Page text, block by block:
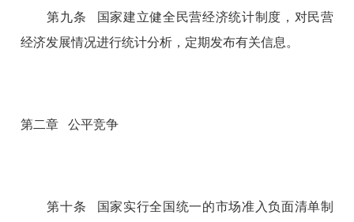
第九条 国家建立健全民营经济统计制度，对民营
经济发展情况进行统计分析，定期发布有关信息。
第二章 公平竞争
第十条 国家实行全国统一的市场准入负面清单制